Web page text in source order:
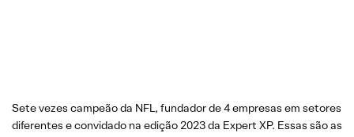
Sete vezes campeão da NFL, fundador de 4 empresas em setores
diferentes e convidado na edição 2023 da Expert XP. Essas são as